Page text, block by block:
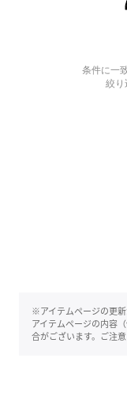
条件に一
絞り
※アイテムページの更
アイテムページの内容
合がございます。ご注意